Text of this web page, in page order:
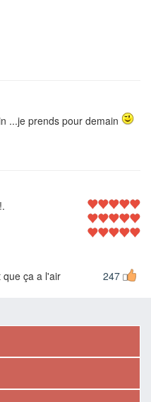
...je prends pour demain
247
que ça a l'air